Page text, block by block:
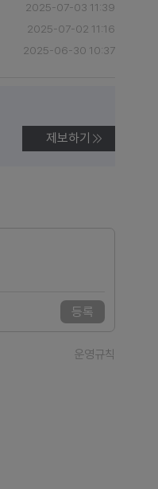
2025-07-03 11:39
2025-07-02 11:16
2025-06-30 10:37
제보하기
등록
운영규칙